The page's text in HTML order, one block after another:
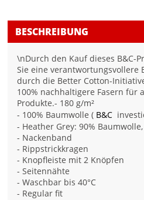
BESCHREIBUNG
\nDurch den Kauf dieses B&C-
Sie eine verantwortungsvollere
durch die Better Cotton-
100% nachhaltigere Fasern für
Produkte.- 180 g/m²
- 100% Baumwolle ( B&C
- Heather Grey: 90% Baumwolle,
- Nackenband
- Rippstrickkragen
- Knopfleiste mit 2 Knöpfen
- Seitennähte
- Waschbar bis 40°C
- Regular fit